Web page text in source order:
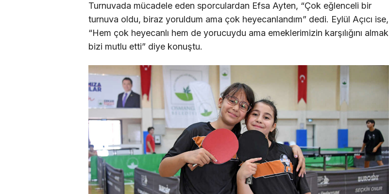
Turnuvada mücadele eden sporculardan Efsa Ayten, “Çok eğlenceli bir
turnuva oldu, biraz yoruldum ama çok heyecanlandım” dedi. Eylül Açıcı ise,
“Hem çok heyecanlı hem de yorucuydu ama emeklerimizin karşılığını almak
bizi mutlu etti” diye konuştu.